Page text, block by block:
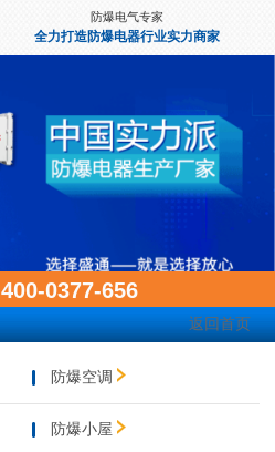
防爆电气专家
全力打造防爆电器行业实力商家
400-0377-656
返回首页
防爆空调
防爆小屋